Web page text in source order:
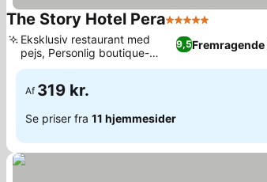
The Story Hotel Pera5 Stjerner
9,5Fremragende
Eksklusiv restaurant med
pejs, Personlig boutique-
gæstfrihed
Af 319 kr.
Se priser fra 11 hjemmesider